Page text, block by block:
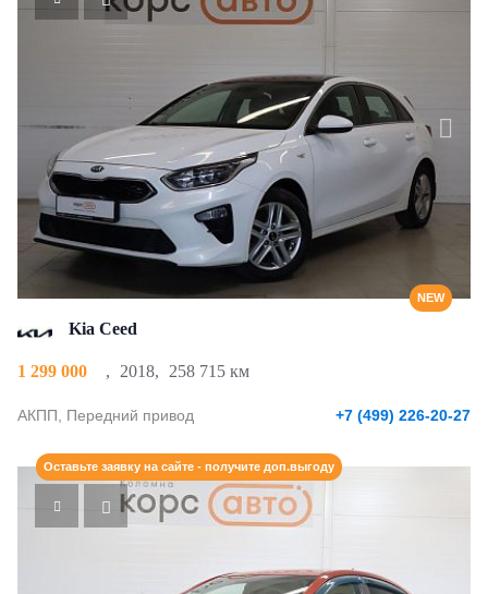
NEW
Kia Ceed
1 299 000 , 2018, 258 715 км
АКПП, Передний привод +7 (499) 226-20-27
Оставьте заявку на сайте - получите доп.выгоду